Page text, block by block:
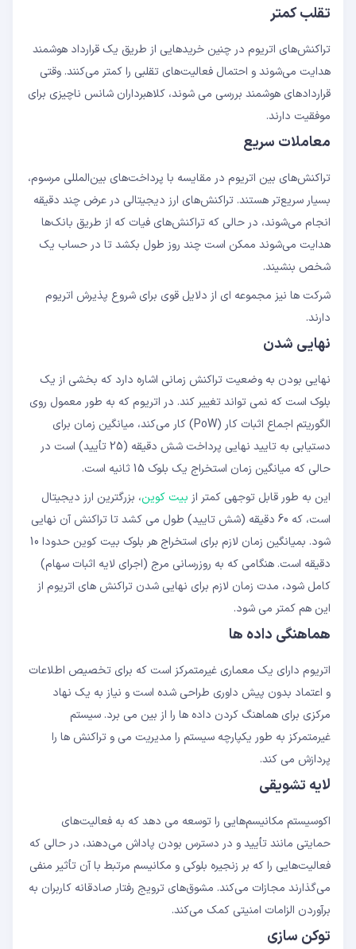
تقلب کمتر
تراکنش‌های اتریوم در چنین خریدهایی از طریق یک قرارداد هوشمند
هدایت می‌شوند و احتمال فعالیت‌های تقلبی را کمتر می‌کنند. وقتی
قراردادهای هوشمند بررسی می شوند، کلاهبرداران شانس ناچیزی برای
موفقیت دارند.
معاملات سریع
تراکنش‌های بین اتریوم در مقایسه با پرداخت‌های بین‌المللی مرسوم،
بسیار سریع‌تر هستند. تراکنش‌های ارز دیجیتالی در عرض چند دقیقه
انجام می‌شوند، در حالی که تراکنش‌های فیات که از طریق بانک‌ها
هدایت می‌شوند ممکن است چند روز طول بکشد تا در حساب یک
شخص بنشیند.
شرکت ها نیز مجموعه ای از دلایل قوی برای شروع پذیرش اتریوم
دارند.
نهایی شدن
نهایی بودن به وضعیت تراکنش زمانی اشاره دارد که بخشی از یک
بلوک است که نمی تواند تغییر کند. در اتریوم که به طور معمول روی
الگوریتم اجماع اثبات کار (PoW) کار می‌کند، میانگین زمان برای
دستیابی به تایید نهایی پرداخت شش دقیقه (25 تأیید) است در
حالی که میانگین زمان استخراج یک بلوک 15 ثانیه است.
این به طور قابل توجهی کمتر از بیت کوین، بزرگترین ارز دیجیتال
است، که 60 دقیقه (شش تایید) طول می کشد تا تراکنش آن نهایی
شود. بمیانگین زمان لازم برای استخراج هر بلوک بیت کوین حدودا 10
دقیقه است. هنگامی که به روزرسانی مرج (اجرای لایه اثبات سهام)
کامل شود، مدت زمان لازم برای نهایی شدن تراکنش های اتریوم از
این هم کمتر می شود.
هماهنگی داده ها
اتریوم دارای یک معماری غیرمتمرکز است که برای تخصیص اطلاعات
و اعتماد بدون پیش داوری طراحی شده است و نیاز به یک نهاد
مرکزی برای هماهنگ کردن داده ها را از بین می برد. سیستم
غیرمتمرکز به طور یکپارچه سیستم را مدیریت می و تراکنش ها را
پردازش می کند.
لایه تشویقی
اکوسیستم مکانیسم‌هایی را توسعه می دهد که به فعالیت‌های
حمایتی مانند تأیید و در دسترس بودن پاداش می‌دهند، در حالی که
فعالیت‌هایی را که بر زنجیره بلوکی و مکانیسم مرتبط با آن تأثیر منفی
می‌گذارند مجازات می‌کند. مشوق‌های ترویج رفتار صادقانه کاربران به
برآوردن الزامات امنیتی کمک می‌کند.
توکن سازی